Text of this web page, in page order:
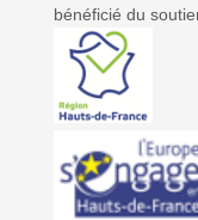
bénéficié du